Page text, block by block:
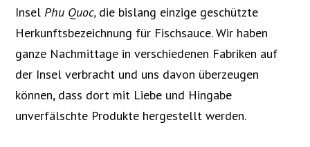
InselPhu Quoc, die bislang einzige geschützte
Herkunftsbezeichnung für Fischsauce. Wir haben
ganze Nachmittage in verschiedenen Fabriken auf
der Insel verbracht und uns davon überzeugen
können, dass dort mit Liebe und Hingabe
unverfälschte Produkte hergestellt werden.